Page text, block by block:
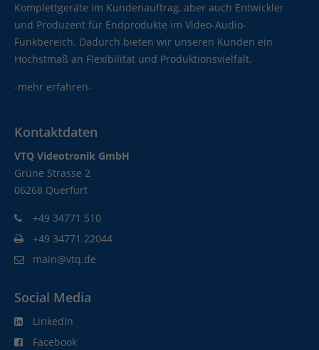
Komplettgeräte im Kundenauftrag, aber auch Entwickler
und Produzent für Endprodukte im Video-Audio-
Funkbereich. Dadurch bieten wir unseren Kunden ein
Höchstmaß an Flexibilität und Produktionsvielfalt.
-mehr erfahren-
Kontaktdaten
VTQ Videotronik GmbH
Grüne Strasse 2
06268 Querfurt
+49 34771 510
+49 34771 22044
main@vtq.de
Social Media
LinkedIn
Facebook